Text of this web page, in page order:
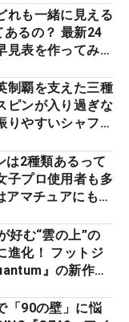
れも一緒に見える
るの？ 最新24
見表を作ってみ
制覇を支えた三種
ンが入り過ぎな
りやすいシャフ
セッティング
は2種類あるって
プロ使用者も多
アマチュアにもオ
好む“雲の上”の
進化！ フットジ
』の新作を
「90の壁」に悩